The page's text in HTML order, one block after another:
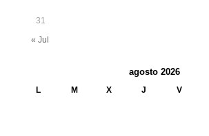
31
« Jul
agosto 2026
L M X J V